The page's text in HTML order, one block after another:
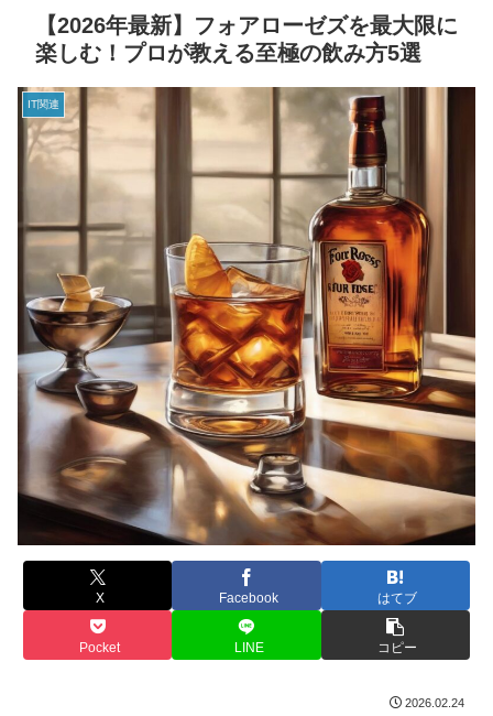
【2026年最新】フォアローゼズを最大限に
楽しむ！プロが教える至極の飲み方5選
IT関連
X Facebook はてブ
Pocket LINE コピー
2026.02.24